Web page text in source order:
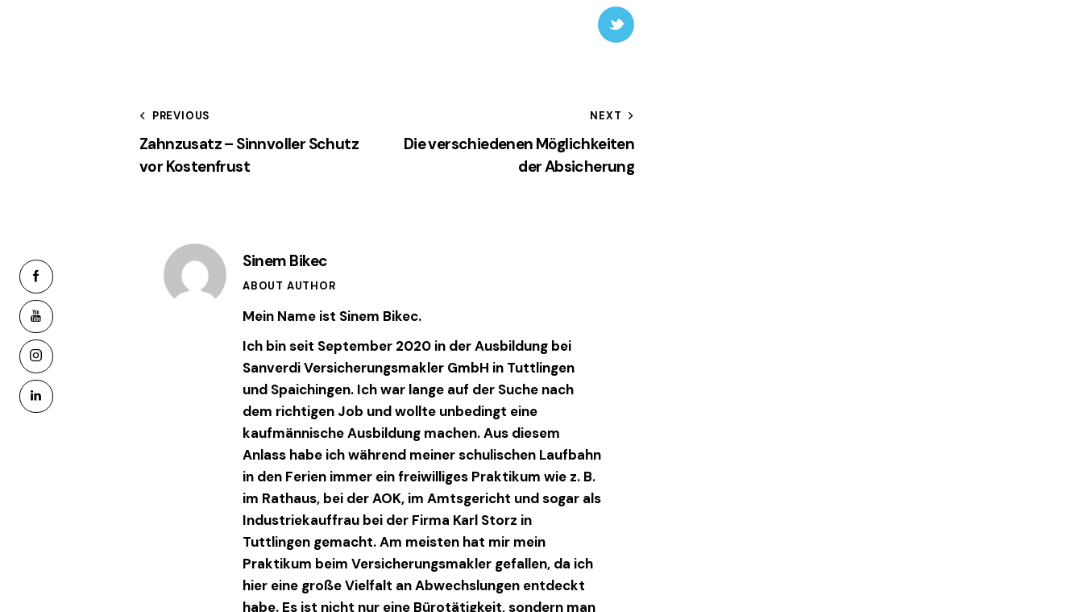
email
Twitter-
Beitragsnavigation
PREVIOUS
Zahnzusatz – Sinnvoller Schutz
vor Kostenfrust
NEXT
Die verschiedenen Möglichkeiten
der Absicherung
Sinem Bikec
ABOUT AUTHOR
Mein Name ist Sinem Bikec.
Ich bin seit September 2020 in der Ausbildung bei
Sanverdi Versicherungsmakler GmbH in Tuttlingen
und Spaichingen. Ich war lange auf der Suche nach
dem richtigen Job und wollte unbedingt eine
kaufmännische Ausbildung machen. Aus diesem
Anlass habe ich während meiner schulischen Laufbahn
in den Ferien immer ein freiwilliges Praktikum wie z. B.
im Rathaus, bei der AOK, im Amtsgericht und sogar als
Industriekauffrau bei der Firma Karl Storz in
Tuttlingen gemacht. Am meisten hat mir mein
Praktikum beim Versicherungsmakler gefallen, da ich
hier eine große Vielfalt an Abwechslungen entdeckt
habe. Es ist nicht nur eine Bürotätigkeit, sondern man
facebook-
youtube
instagram
linkedin